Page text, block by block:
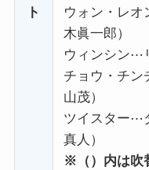
ト
ウォン・レ
木眞一郎）
ウィンシン⋯
チョウ・チ
山茂）
ツイスター⋯
真人）
※（）内は吹